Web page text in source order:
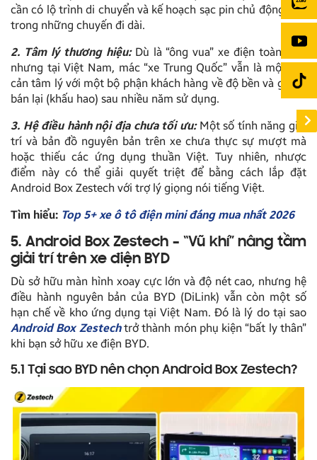
cần có lộ trình di chuyển và kế hoạch sạc pin chủ động hơn
trong những chuyến đi dài.
2. Tâm lý thương hiệu:Dù là “ông vua” xe điện toàn cầu,
nhưng tại Việt Nam, mác “xe Trung Quốc” vẫn là một rào
cản tâm lý với một bộ phận khách hàng về độ bền và giá trị
bán lại (khấu hao) sau nhiều năm sử dụng.
3. Hệ điều hành nội địa chưa tối ưu:Một số tính năng giải
trí và bản đồ nguyên bản trên xe chưa thực sự mượt mà
hoặc thiếu các ứng dụng thuần Việt. Tuy nhiên, nhược
điểm này có thể giải quyết triệt để bằng cách lắp đặt
Android Box Zestech với trợ lý giọng nói tiếng Việt.
Tìm hiểu: Top 5+ xe ô tô điện mini đáng mua nhất 2026
5. Android Box Zestech – “Vũ khí” nâng tầm
giải trí trên xe điện BYD
Dù sở hữu màn hình xoay cực lớn và độ nét cao, nhưng hệ
điều hành nguyên bản của BYD (DiLink) vẫn còn một số
hạn chế về kho ứng dụng tại Việt Nam. Đó là lý do tại sao
Android Box Zestechtrở thành món phụ kiện “bất ly thân”
khi bạn sở hữu xe điện BYD.
5.1 Tại sao BYD nên chọn Android Box Zestech?